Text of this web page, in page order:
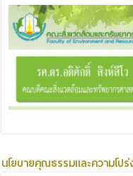
นโยบายคุณธรรมและความโปร่